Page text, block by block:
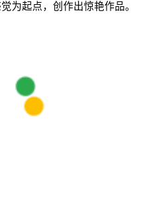
为起点，创作出惊艳作品。